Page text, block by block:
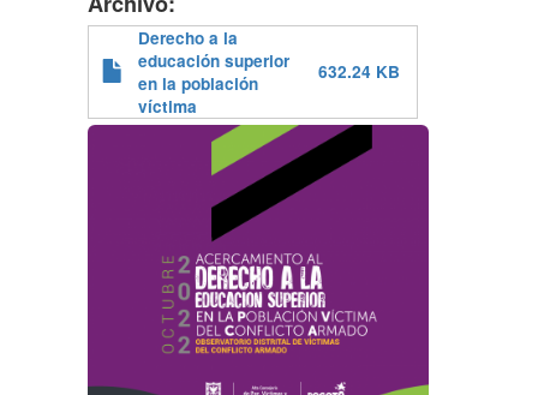
Derecho a la
educación superior
en la población
víctima
632.24 KB